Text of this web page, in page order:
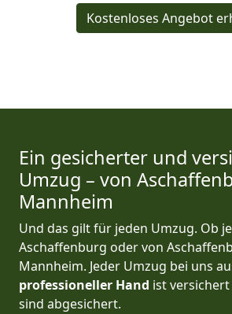
Kostenloses Angebot
Ein gesicherter und
Umzug – von
Mannheim
Und das gilt für jeden Umzug. Ob
Aschaffenburg oder von
Mannheim. Jeder Umzug bei uns
professioneller Hand ist
sind abgesichert.